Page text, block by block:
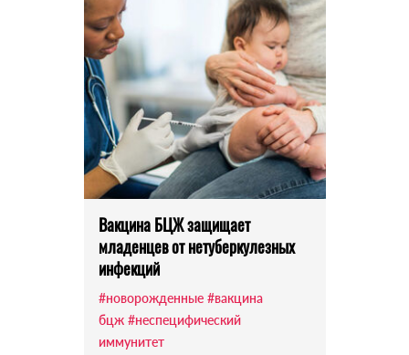
Вакцина БЦЖ защищает
младенцев от нетуберкулезных
инфекций
#новорожденные #вакцина
бцж #неспецифический
иммунитет